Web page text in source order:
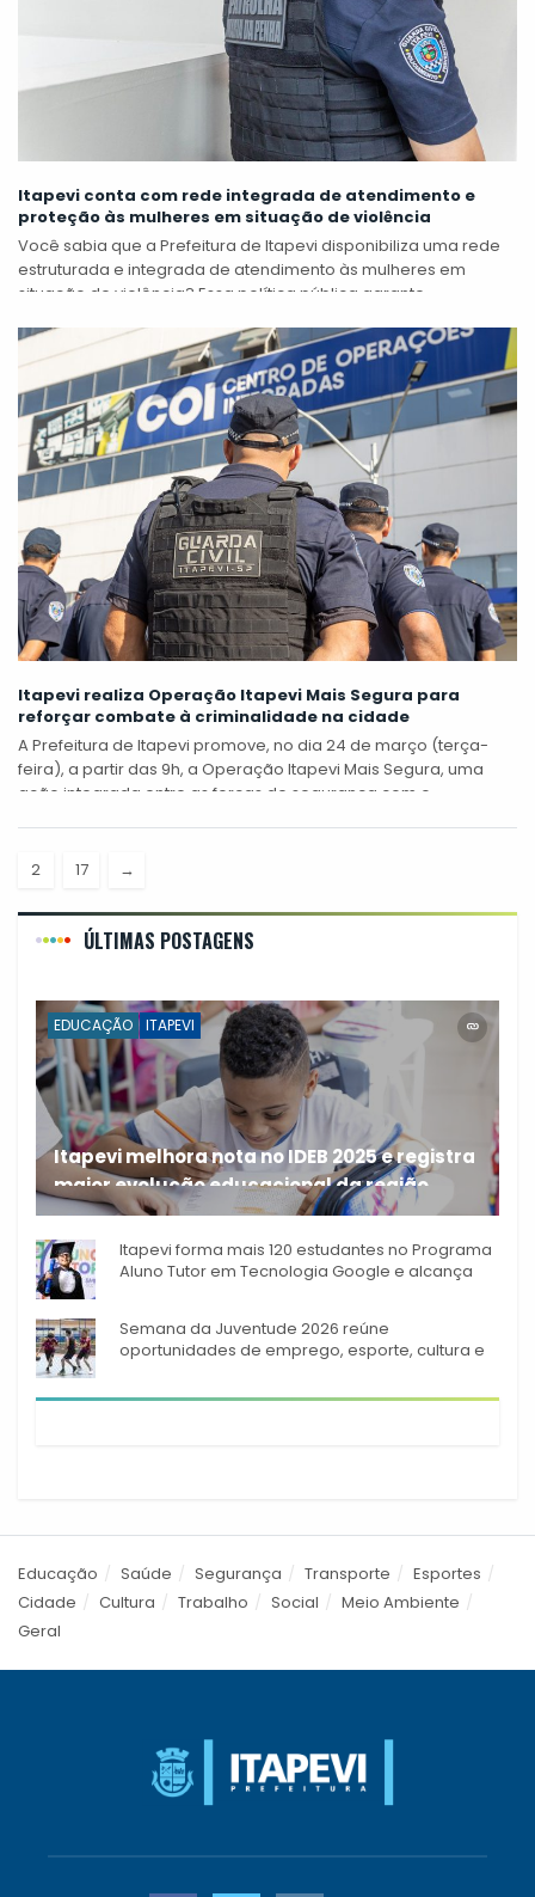
Itapevi conta com rede integrada de atendimento e
proteção às mulheres em situação de violência
Você sabia que a Prefeitura de Itapevi disponibiliza uma rede
estruturada e integrada de atendimento às mulheres em
situação de violência? Essa política pública garante
Itapevi realiza Operação Itapevi Mais Segura para
reforçar combate à criminalidade na cidade
A Prefeitura de Itapevi promove, no dia 24 de março (terça-
feira), a partir das 9h, a Operação Itapevi Mais Segura, uma
ação integrada entre as forças de segurança com o...
2 17 →
ÚLTIMAS POSTAGENS
EDUCAÇÃO ITAPEVI
Itapevi melhora nota no IDEB 2025 e registra
maior evolução educacional da região
A rede municipal de ensino
Itapevi forma mais 120 estudantes no Programa
Aluno Tutor em Tecnologia Google e alcança
Semana da Juventude 2026 reúne
oportunidades de emprego, esporte, cultura e
Educação Saúde Segurança Transporte
Esportes
Cidade
Cultura Trabalho Social
Meio Ambiente
Geral